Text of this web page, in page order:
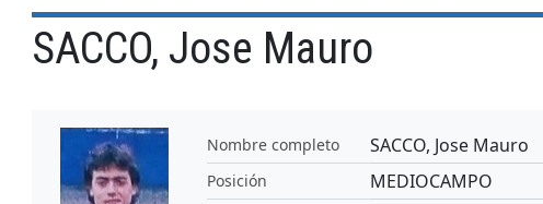
SACCO, Jose Mauro
Nombre completo SACCO, Jose Mauro
Posición MEDIOCAMPO